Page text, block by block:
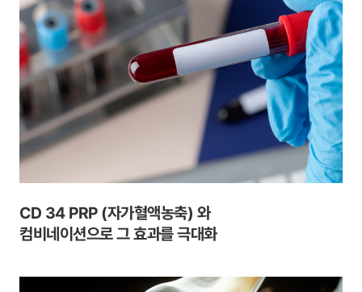
CD 34 PRP (자가혈액농축) 와
컴비네이션으로그 효과를 극대화